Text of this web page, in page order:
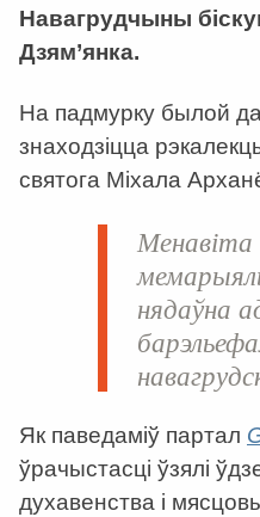
Навагрудчыны
Дзям’янка.
На падмурку былой
знаходзіцца
святога Міхала
Менавіта
нядаўна
Як паведаміў партал
ўрачыстасці ўзялі
духавенства і